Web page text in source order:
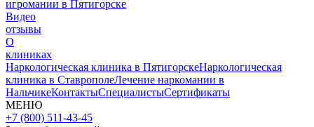
игромании в Пятигорске
Видео
отзывы
О
клиниках
Наркологическая клиника в ПятигорскеНаркологическая
клиника в СтаврополеЛечение наркомании в
НальчикеКонтактыСпециалистыСертификаты
МЕНЮ
+7 (800) 511-43-45